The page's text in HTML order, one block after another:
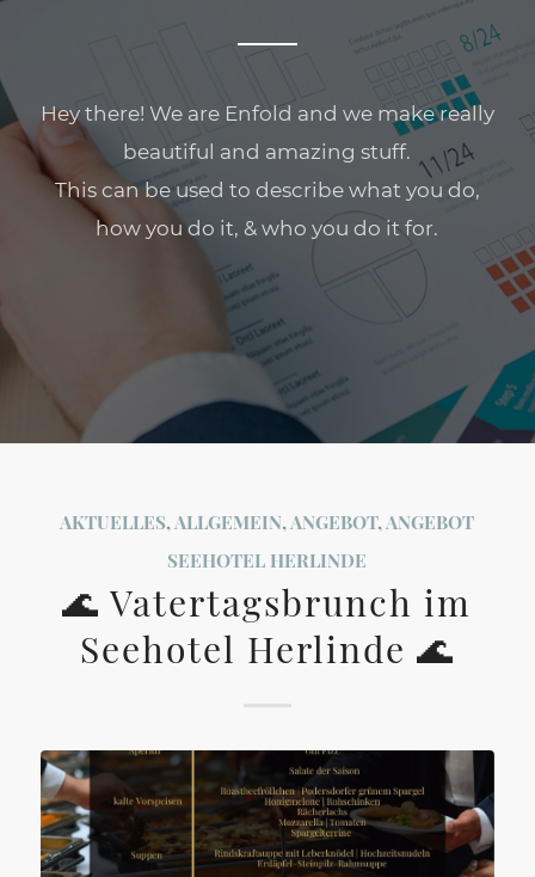
Hey there! We are Enfold and we make really
beautiful and amazing stuff.
This can be used to describe what you do,
how you do it, & who you do it for.
AKTUELLES,ALLGEMEIN,ANGEBOT,ANGEBOT
SEEHOTEL HERLINDE
🌊 Vatertagsbrunch im
Seehotel Herlinde 🌊